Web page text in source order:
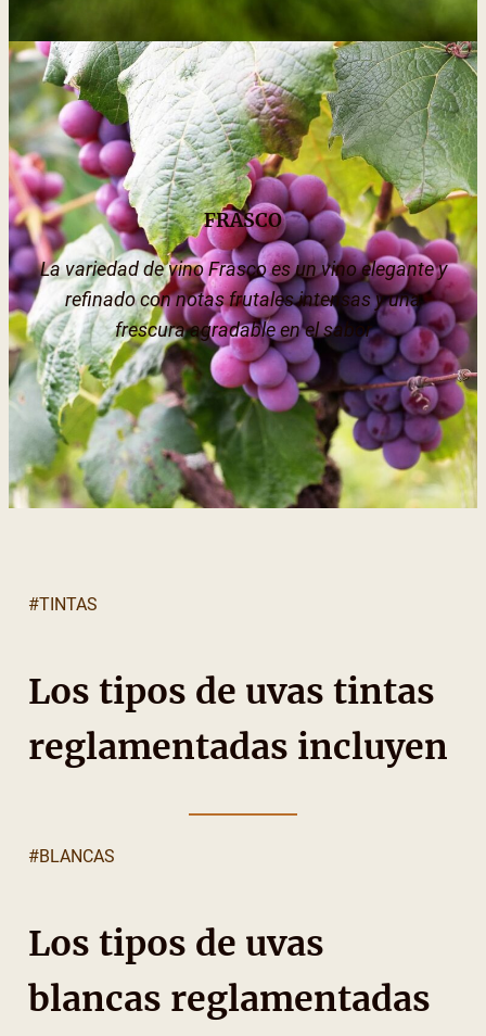
FRASCO
La variedad de vino Frasco es un vino elegante y
refinado con notas frutales intensas y una
frescura agradable en el sabor
#TINTAS
Los tipos de uvas tintas
reglamentadas incluyen
#BLANCAS
Los tipos de uvas
blancas reglamentadas